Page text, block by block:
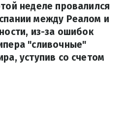
неделе провалился
между Реалом и
из-за ошибок
"сливочные"
уступив со счетом